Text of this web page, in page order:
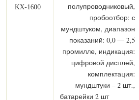
KX-1600
полупроводниковый,
пробоотбор: с
мундштуком, диапазон
показаний: 0,0 — 2,5
промилле, индикация:
цифровой дисплей,
комплектация:
мундштуки – 2 шт.,
батарейки 2 шт